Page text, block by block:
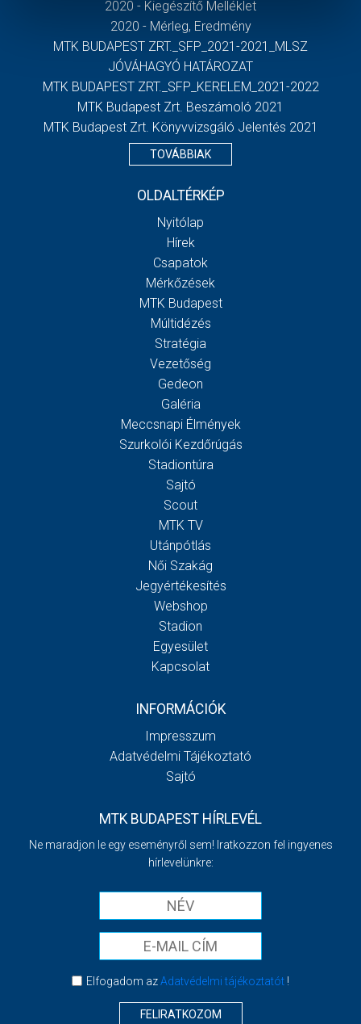
2020 - Kiegészítő Melléklet
2020 - Mérleg, Eredmény
MTK BUDAPEST ZRT._SFP_2021-2021_MLSZ
JÓVÁHAGYÓ HATÁROZAT
MTK BUDAPEST ZRT._SFP_KERELEM_2021-2022
MTK Budapest Zrt. Beszámoló 2021
MTK Budapest Zrt. Könyvvizsgáló Jelentés 2021
TOVÁBBIAK
OLDALTÉRKÉP
Nyitólap
Hírek
Csapatok
Mérkőzések
MTK Budapest
Múltidézés
Stratégia
Vezetőség
Gedeon
Galéria
Meccsnapi Élmények
Szurkolói Kezdőrúgás
Stadiontúra
Sajtó
Scout
MTK TV
Utánpótlás
Női Szakág
Jegyértékesítés
Webshop
Stadion
Egyesület
Kapcsolat
INFORMÁCIÓK
Impresszum
Adatvédelmi Tájékoztató
Sajtó
MTK BUDAPEST HÍRLEVÉL
Ne maradjon le egy eseményről sem! Iratkozzon fel ingyenes
hírlevelünkre:
Elfogadom azAdatvédelmi tájékoztatót!
FELIRATKOZOM